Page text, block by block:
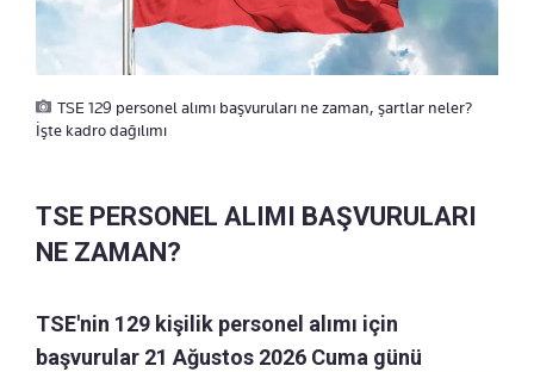
TSE 129 personel alımı başvuruları ne zaman, şartlar neler?
İşte kadro dağılımı
TSE PERSONEL ALIMI BAŞVURULARI
NE ZAMAN?
TSE'nin 129 kişilik personel alımı için
başvurular 21 Ağustos 2026 Cuma günü